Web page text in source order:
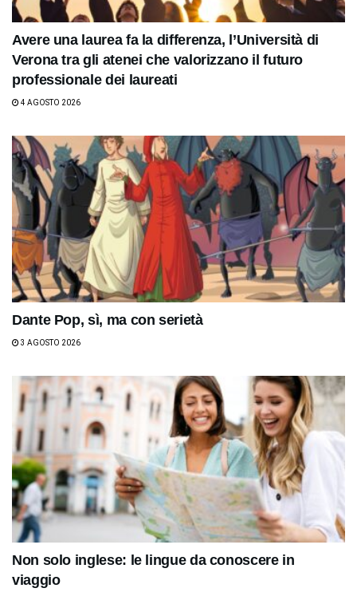
Avere una laurea fa la differenza, l’Università di
Verona tra gli atenei che valorizzano il futuro
professionale dei laureati
4 AGOSTO 2026
Dante Pop, sì, ma con serietà
3 AGOSTO 2026
Non solo inglese: le lingue da conoscere in
viaggio